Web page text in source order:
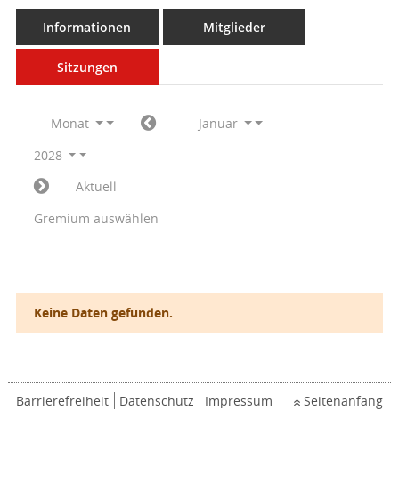
Informationen Mitglieder
Sitzungen
Monat
Januar
2028
Aktuell
Gremium auswählen
Keine Daten gefunden.
Barrierefreiheit Datenschutz Impressum Seitenanfang